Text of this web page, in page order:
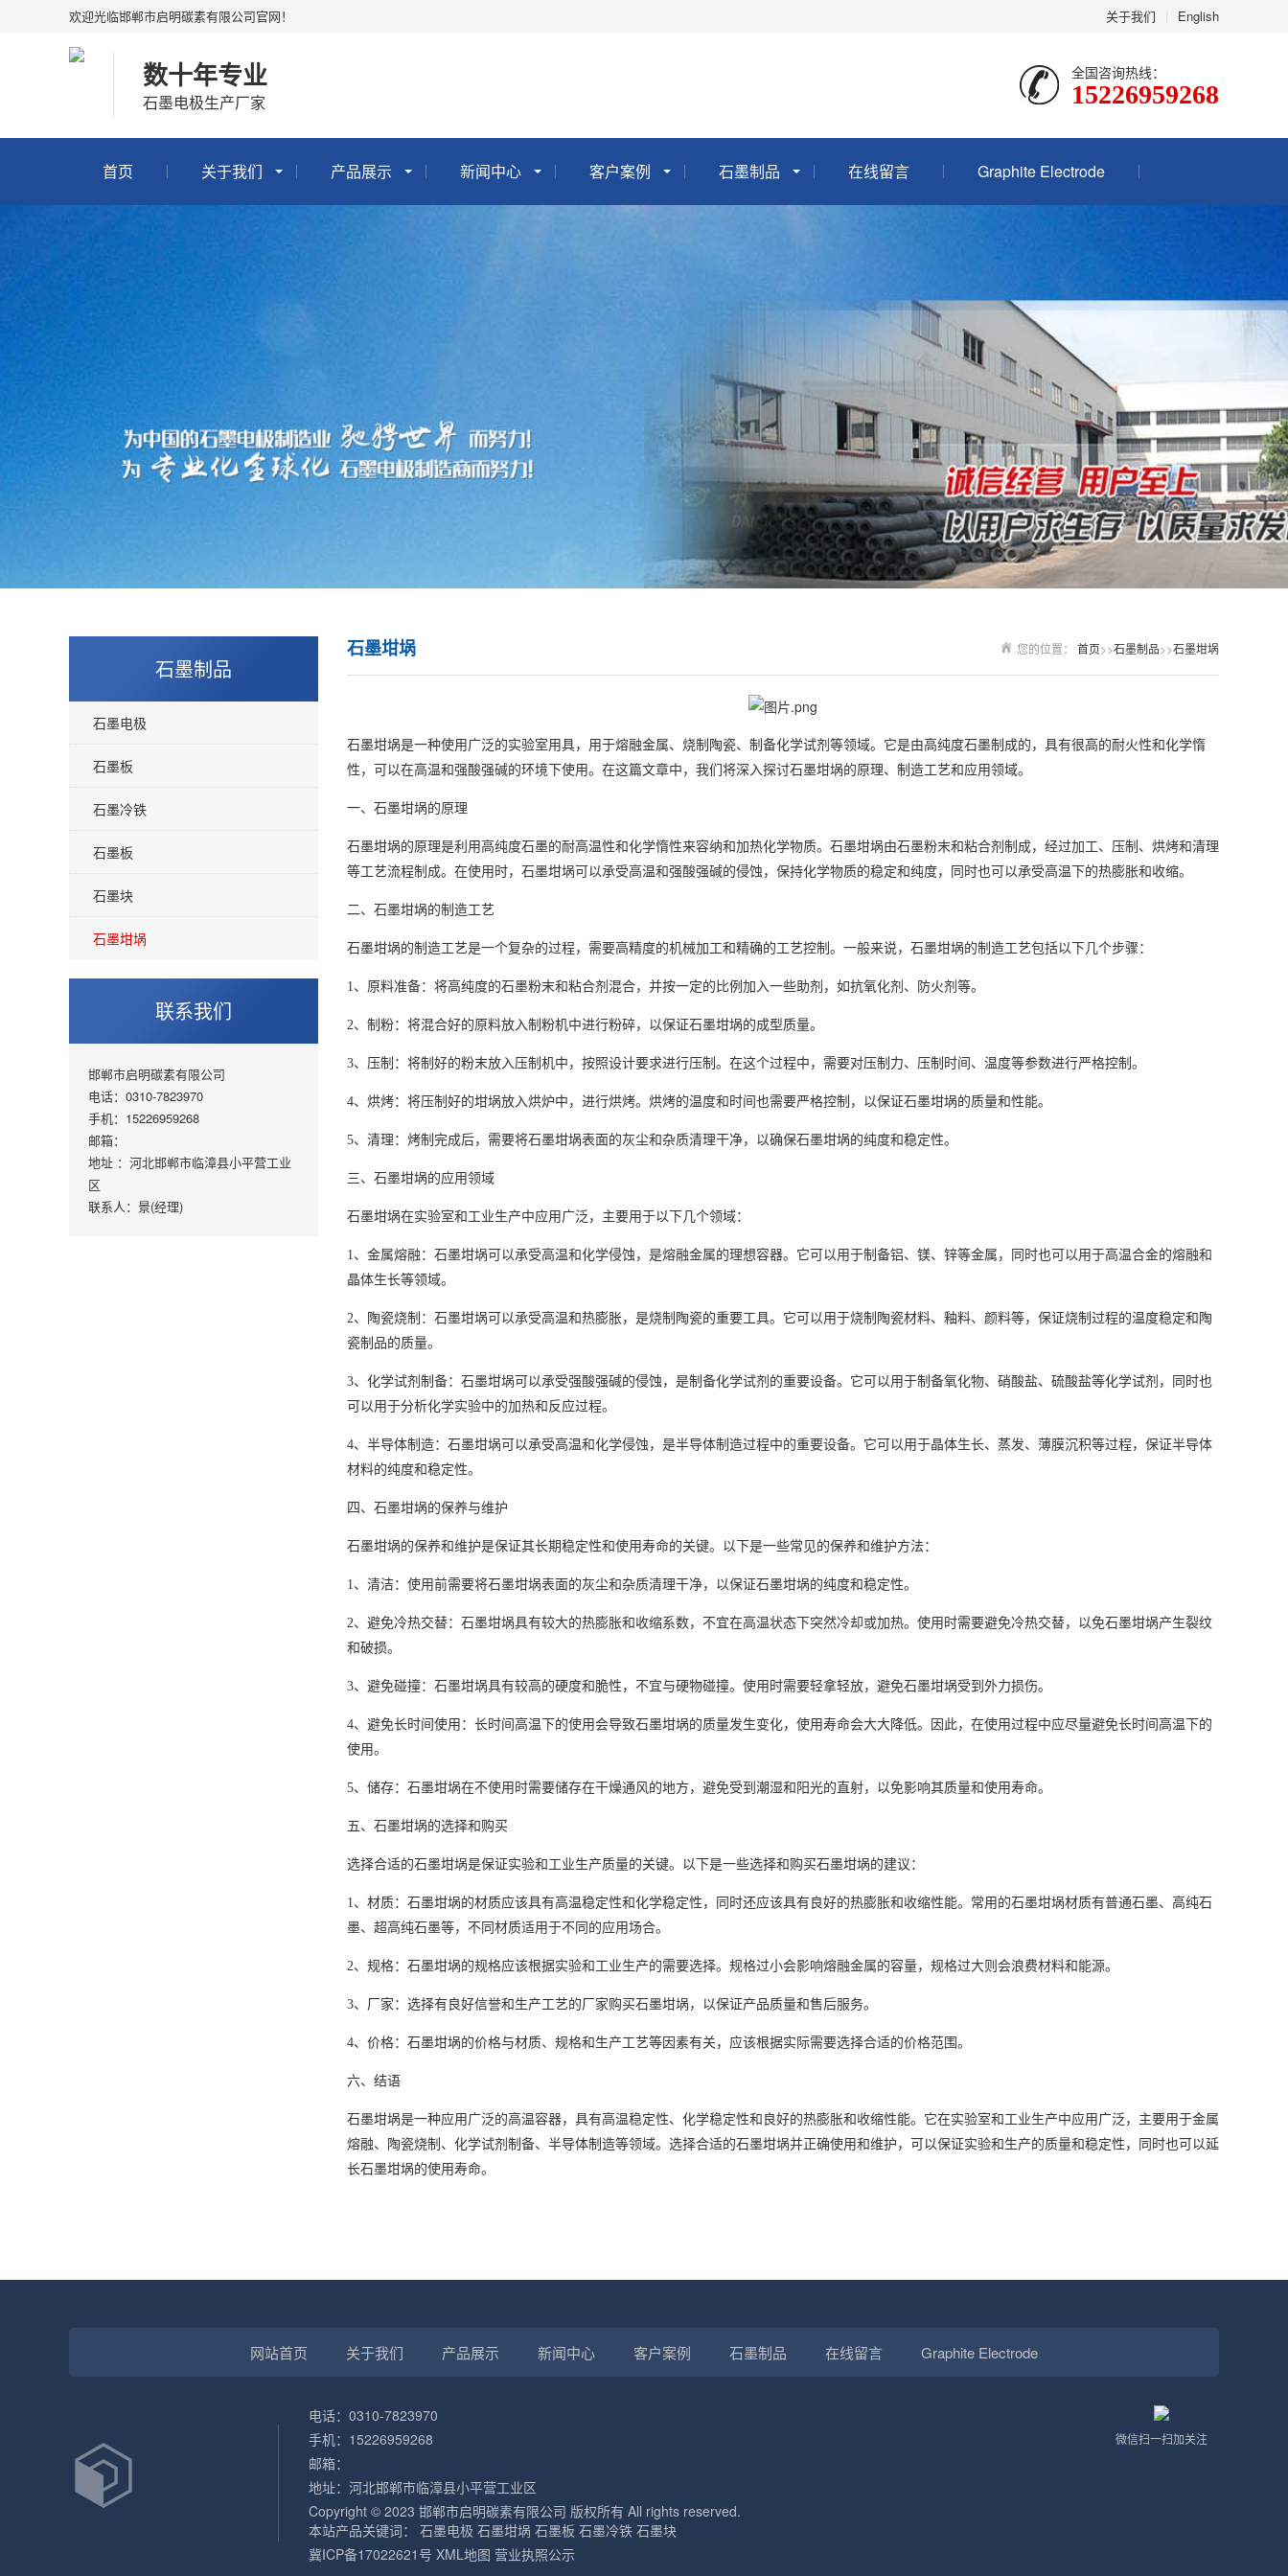
关于我们 English
欢迎光临邯郸市启明碳素有限公司官网！
数十年专业
石墨电极生产厂家
全国咨询热线：
15226959268
首页 关于我们 产品展示 新闻中心 客户案例 石墨制品 在线留言 Graphite Electrode
石墨制品
石墨电极
石墨板
石墨冷铁
石墨板
石墨块
石墨坩埚
联系我们
邯郸市启明碳素有限公司
电话：0310-7823970
手机：15226959268
邮箱：
地址 ：河北邯郸市临漳县小平营工业
区
联系人：景(经理)
您的位置： 首页>>石墨制品>>石墨坩埚
石墨坩埚
石墨坩埚是一种使用广泛的实验室用具，用于熔融金属、烧制陶瓷、制备化学试剂等领域。它是由高纯度石墨制成的，具有很高的耐火性和化学惰
性，可以在高温和强酸强碱的环境下使用。在这篇文章中，我们将深入探讨石墨坩埚的原理、制造工艺和应用领域。
一、石墨坩埚的原理
石墨坩埚的原理是利用高纯度石墨的耐高温性和化学惰性来容纳和加热化学物质。石墨坩埚由石墨粉末和粘合剂制成，经过加工、压制、烘烤和清理
等工艺流程制成。在使用时，石墨坩埚可以承受高温和强酸强碱的侵蚀，保持化学物质的稳定和纯度，同时也可以承受高温下的热膨胀和收缩。
二、石墨坩埚的制造工艺
石墨坩埚的制造工艺是一个复杂的过程，需要高精度的机械加工和精确的工艺控制。一般来说，石墨坩埚的制造工艺包括以下几个步骤：
1、原料准备：将高纯度的石墨粉末和粘合剂混合，并按一定的比例加入一些助剂，如抗氧化剂、防火剂等。
2、制粉：将混合好的原料放入制粉机中进行粉碎，以保证石墨坩埚的成型质量。
3、压制：将制好的粉末放入压制机中，按照设计要求进行压制。在这个过程中，需要对压制力、压制时间、温度等参数进行严格控制。
4、烘烤：将压制好的坩埚放入烘炉中，进行烘烤。烘烤的温度和时间也需要严格控制，以保证石墨坩埚的质量和性能。
5、清理：烤制完成后，需要将石墨坩埚表面的灰尘和杂质清理干净，以确保石墨坩埚的纯度和稳定性。
三、石墨坩埚的应用领域
石墨坩埚在实验室和工业生产中应用广泛，主要用于以下几个领域：
1、金属熔融：石墨坩埚可以承受高温和化学侵蚀，是熔融金属的理想容器。它可以用于制备铝、镁、锌等金属，同时也可以用于高温合金的熔融和
晶体生长等领域。
2、陶瓷烧制：石墨坩埚可以承受高温和热膨胀，是烧制陶瓷的重要工具。它可以用于烧制陶瓷材料、釉料、颜料等，保证烧制过程的温度稳定和陶
瓷制品的质量。
3、化学试剂制备：石墨坩埚可以承受强酸强碱的侵蚀，是制备化学试剂的重要设备。它可以用于制备氧化物、硝酸盐、硫酸盐等化学试剂，同时也
可以用于分析化学实验中的加热和反应过程。
4、半导体制造：石墨坩埚可以承受高温和化学侵蚀，是半导体制造过程中的重要设备。它可以用于晶体生长、蒸发、薄膜沉积等过程，保证半导体
材料的纯度和稳定性。
四、石墨坩埚的保养与维护
石墨坩埚的保养和维护是保证其长期稳定性和使用寿命的关键。以下是一些常见的保养和维护方法：
1、清洁：使用前需要将石墨坩埚表面的灰尘和杂质清理干净，以保证石墨坩埚的纯度和稳定性。
2、避免冷热交替：石墨坩埚具有较大的热膨胀和收缩系数，不宜在高温状态下突然冷却或加热。使用时需要避免冷热交替，以免石墨坩埚产生裂纹
和破损。
3、避免碰撞：石墨坩埚具有较高的硬度和脆性，不宜与硬物碰撞。使用时需要轻拿轻放，避免石墨坩埚受到外力损伤。
4、避免长时间使用：长时间高温下的使用会导致石墨坩埚的质量发生变化，使用寿命会大大降低。因此，在使用过程中应尽量避免长时间高温下的
使用。
5、储存：石墨坩埚在不使用时需要储存在干燥通风的地方，避免受到潮湿和阳光的直射，以免影响其质量和使用寿命。
五、石墨坩埚的选择和购买
选择合适的石墨坩埚是保证实验和工业生产质量的关键。以下是一些选择和购买石墨坩埚的建议：
1、材质：石墨坩埚的材质应该具有高温稳定性和化学稳定性，同时还应该具有良好的热膨胀和收缩性能。常用的石墨坩埚材质有普通石墨、高纯石
墨、超高纯石墨等，不同材质适用于不同的应用场合。
2、规格：石墨坩埚的规格应该根据实验和工业生产的需要选择。规格过小会影响熔融金属的容量，规格过大则会浪费材料和能源。
3、厂家：选择有良好信誉和生产工艺的厂家购买石墨坩埚，以保证产品质量和售后服务。
4、价格：石墨坩埚的价格与材质、规格和生产工艺等因素有关，应该根据实际需要选择合适的价格范围。
六、结语
石墨坩埚是一种应用广泛的高温容器，具有高温稳定性、化学稳定性和良好的热膨胀和收缩性能。它在实验室和工业生产中应用广泛，主要用于金属
熔融、陶瓷烧制、化学试剂制备、半导体制造等领域。选择合适的石墨坩埚并正确使用和维护，可以保证实验和生产的质量和稳定性，同时也可以延
长石墨坩埚的使用寿命。
网站首页 关于我们 产品展示 新闻中心 客户案例 石墨制品 在线留言 Graphite Electrode
微信扫一扫加关注
电话：0310-7823970
手机：15226959268
邮箱：
地址：河北邯郸市临漳县小平营工业区
Copyright © 2023 邯郸市启明碳素有限公司 版权所有 All rights reserved.
本站产品关键词： 石墨电极 石墨坩埚 石墨板 石墨冷铁 石墨块
冀ICP备17022621号 XML地图 营业执照公示